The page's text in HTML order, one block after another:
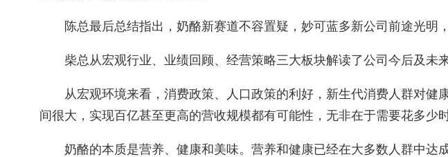
陈总最后总结指出，奶酪新赛道不容置疑，妙可蓝多新公司前途光明
柴总从宏观行业、业绩回顾、经营策略三大板块解读了公司今后及未
从宏观环境来看，消费政策、人口政策的利好，新生代消费人群对
间很大，实现百亿甚至更高的营收规模都有可能性，无非在于需要花多少
奶酪的本质是营养、健康和美味。营养和健康已经在大多数人群中达